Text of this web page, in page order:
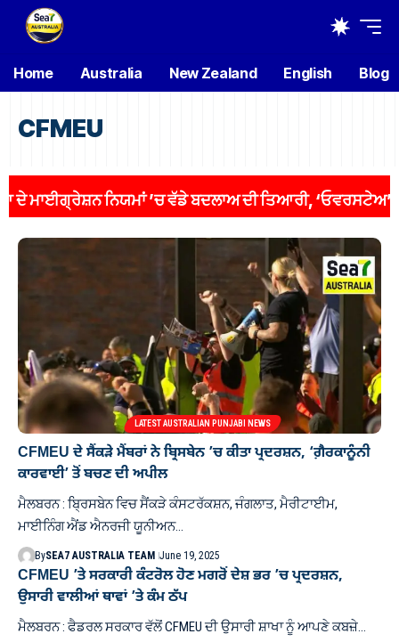
Home Australia New Zealand English Blog
CFMEU
ਨਿਯਮਾਂ ’ਚ ਵੱਡੇ ਬਦਲਾਅ ਦੀ ਤਿਆਰੀ, ‘ਓਵਰਸਟੇਅ’
LATEST AUSTRALIAN PUNJABI NEWS
CFMEU ਦੇ ਸੈਂਕੜੇ ਮੈਂਬਰਾਂ ਨੇ ਬ੍ਰਿਸਬੇਨ ’ਚ ਕੀਤਾ ਪ੍ਰਦਰਸ਼ਨ, ‘ਗ਼ੈਰਕਾਨੂੰਨੀ
ਕਾਰਵਾਈ’ ਤੋਂ ਬਚਣ ਦੀ ਅਪੀਲ
ਮੈਲਬਰਨ : ਬ੍ਰਿਸਬੇਨ ਵਿਚ ਸੈਂਕੜੇ ਕੰਸਟਰੱਕਸ਼ਨ, ਜੰਗਲਾਤ, ਮੈਰੀਟਾਈਮ,
ਮਾਈਨਿੰਗ ਐਂਡ ਐਨਰਜੀ ਯੂਨੀਅਨ…
BySEA7 AUSTRALIA TEAM June 19, 2025
CFMEU ’ਤੇ ਸਰਕਾਰੀ ਕੰਟਰੋਲ ਹੋਣ ਮਗਰੋਂ ਦੇਸ਼ ਭਰ ’ਚ ਪ੍ਰਦਰਸ਼ਨ,
ਉਸਾਰੀ ਵਾਲੀਆਂ ਥਾਵਾਂ ’ਤੇ ਕੰਮ ਠੱਪ
ਮੈਲਬਰਨ : ਫੈਡਰਲ ਸਰਕਾਰ ਵੱਲੋਂ CFMEU ਦੀ ਉਸਾਰੀ ਸ਼ਾਖਾ ਨੂੰ ਆਪਣੇ ਕਬਜ਼ੇ…